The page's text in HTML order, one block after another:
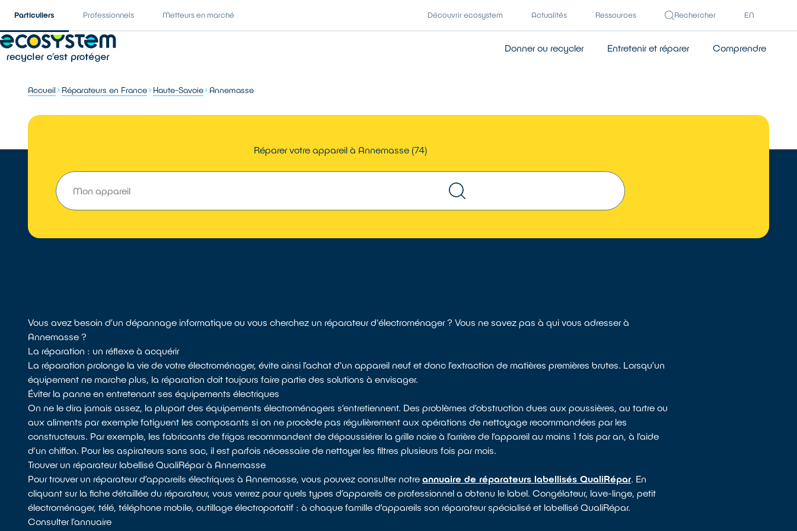
Particuliers Professionnels Metteurs en marché Découvrir ecosystem Actualités Ressources Rechercher EN
Donner ou recycler Entretenir et réparer Comprendre
Accueil Réparateurs en France Haute-Savoie Annemasse
Réparer votre appareil à Annemasse (74)
Vous avez besoin d’un dépannage informatique ou vous cherchez un réparateur d'électroménager ? Vous ne savez pas à qui vous adresser à
Annemasse ?
La réparation : un réflexe à acquérir
La réparation prolonge la vie de votre électroménager, évite ainsi l’achat d'un appareil neuf et donc l’extraction de matières premières brutes. Lorsqu’un
équipement ne marche plus, la réparation doit toujours faire partie des solutions à envisager.
Éviter la panne en entretenant ses équipements électriques
On ne le dira jamais assez, la plupart des équipements électroménagers s’entretiennent. Des problèmes d’obstruction dues aux poussières, au tartre ou
aux aliments par exemple fatiguent les composants si on ne procède pas régulièrement aux opérations de nettoyage recommandées par les
constructeurs. Par exemple, les fabricants de frigos recommandent de dépoussiérer la grille noire à l’arrière de l’appareil au moins 1 fois par an, à l’aide
d’un chiffon. Pour les aspirateurs sans sac, il est parfois nécessaire de nettoyer les filtres plusieurs fois par mois.
Trouver un réparateur labellisé QualiRépar à Annemasse
Pour trouver un réparateur d’appareils électriques à Annemasse, vous pouvez consulter notreannuaire de réparateurs labellisés QualiRépar. En
cliquant sur la fiche détaillée du réparateur, vous verrez pour quels types d’appareils ce professionnel a obtenu le label. Congélateur, lave-linge, petit
électroménager, télé, téléphone mobile, outillage électroportatif : à chaque famille d’appareils son réparateur spécialisé et labellisé QualiRépar.
Consulter l’annuaire